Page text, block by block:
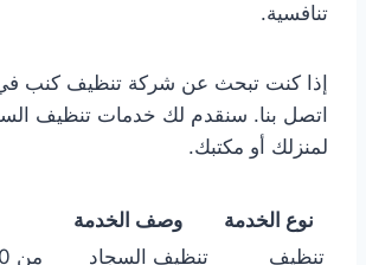
تنافسية.
إذا كنت تبحث عن شركة تنظيف كنب
اتصل بنا. سنقدم لك خدمات تنظيف
لمنزلك أو مكتبك.
نوع الخدمة وصف الخدمة
تنظيف
تنظيف السجاد